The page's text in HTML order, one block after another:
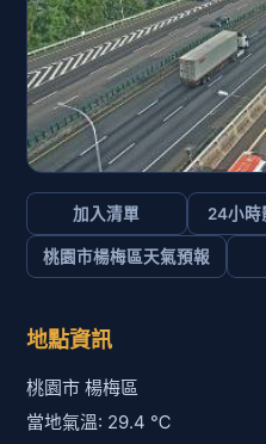
加入清單 24小時
桃園市楊梅區天氣預報
地點資訊
桃園市 楊梅區
當地氣溫: 29.4 ℃